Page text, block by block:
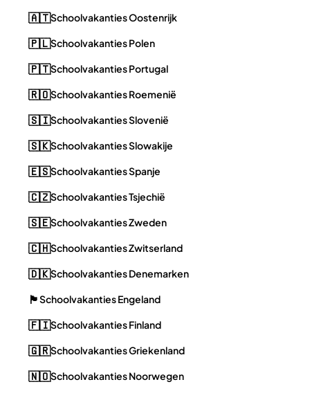
🇦🇹Schoolvakanties Oostenrijk
🇵🇱Schoolvakanties Polen
🇵🇹Schoolvakanties Portugal
🇷🇴Schoolvakanties Roemenië
🇸🇮Schoolvakanties Slovenië
🇸🇰Schoolvakanties Slowakije
🇪🇸Schoolvakanties Spanje
🇨🇿Schoolvakanties Tsjechië
🇸🇪Schoolvakanties Zweden
🇨🇭Schoolvakanties Zwitserland
🇩🇰Schoolvakanties Denemarken
🏴󠁧󠁢󠁥󠁮󠁧󠁿Schoolvakanties Engeland
🇫🇮Schoolvakanties Finland
🇬🇷Schoolvakanties Griekenland
🇳🇴Schoolvakanties Noorwegen